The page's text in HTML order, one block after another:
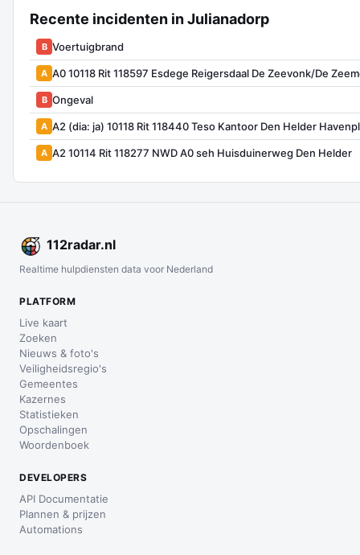
Recente incidenten in Julianadorp
B Voertuigbrand
A A0 10118 Rit 118597 Esdege Reigersdaal De Zeevonk/De
B Ongeval
A A2 (dia: ja) 10118 Rit 118440 Teso Kantoor Den Helder
A A2 10114 Rit 118277 NWD A0 seh Huisduinerweg Den Helder
112radar.nl
Realtime hulpdiensten data voor Nederland
PLATFORM
Live kaart
Zoeken
Nieuws & foto's
Veiligheidsregio's
Gemeentes
Kazernes
Statistieken
Opschalingen
Woordenboek
DEVELOPERS
API Documentatie
Plannen & prijzen
Automations